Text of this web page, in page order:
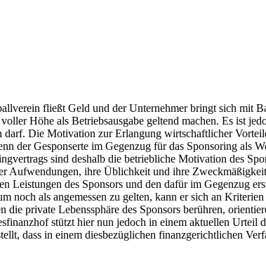
fließt Geld und der Unternehmer bringt sich mit
Höhe als Betriebsausgabe geltend machen. Es ist
Die Motivation zur Erlangung wirtschaftlicher
der Gesponserte im Gegenzug für das Sponsoring als
sind deshalb die betriebliche Motivation des
Aufwendungen, ihre Üblichkeit und ihre
Leistungen des Sponsors und den dafür im Gegenzug
noch als angemessen zu gelten, kann er sich an
private Lebenssphäre des Sponsors berühren,
stützt hier nun jedoch in einem aktuellen Urteil
dass in einem diesbezüglichen finanzgerichtlichen